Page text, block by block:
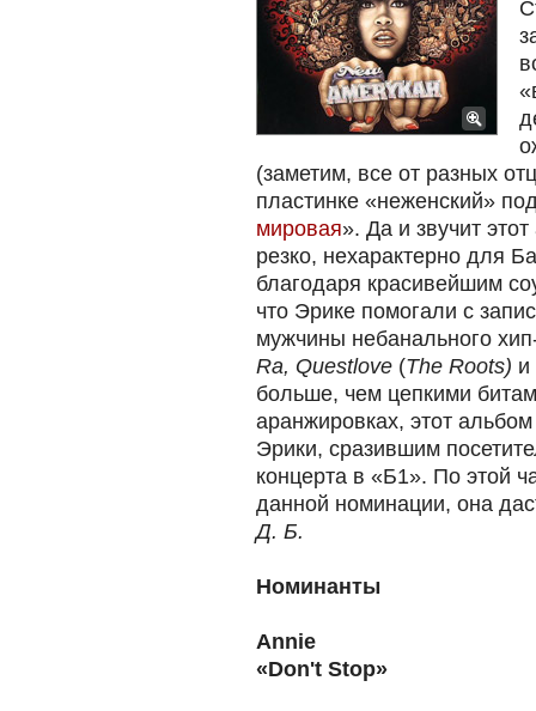
(заметим, все от разных
пластинке «неженский»
мировая». Да и звучит
резко, нехарактерно для
благодаря красивейшим
что Эрике помогали с
мужчины небанального
Ra, Questlove (The Roots) и
больше, чем цепкими
аранжировках, этот
Эрики, сразившим
концерта в «Б1». По этой
данной номинации, она
Д. Б.
Номинанты
Annie
«Don't Stop»